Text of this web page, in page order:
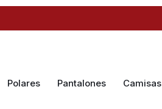
Polares Pantalones Camisas